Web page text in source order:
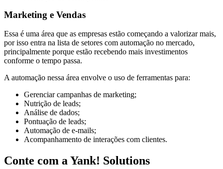
Marketing e Vendas
Essa é uma área que as empresas estão começando a valorizar mais,
por isso entra na lista de setores com automação no mercado,
principalmente porque estão recebendo mais investimentos
conforme o tempo passa.
A automação nessa área envolve o uso de ferramentas para:
Gerenciar campanhas de marketing;
Nutrição de leads;
Análise de dados;
Pontuação de leads;
Automação de e-mails;
Acompanhamento de interações com clientes.
Conte com a Yank! Solutions